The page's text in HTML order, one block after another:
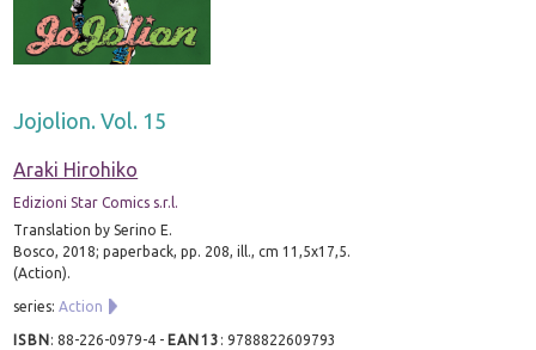
Jojolion. Vol. 15
Araki Hirohiko
Edizioni Star Comics s.r.l.
Translation by Serino E.
Bosco, 2018; paperback, pp. 208, ill., cm 11,5x17,5.
(Action).
series:Action
ISBN:88-226-0979-4 - EAN13 :9788822609793